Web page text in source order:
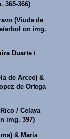
365-366)
(Viuda de
arbol on img.
Duarte /
de Arceo) &
de Ortega
/ Celaya
img. 397)
& Maria